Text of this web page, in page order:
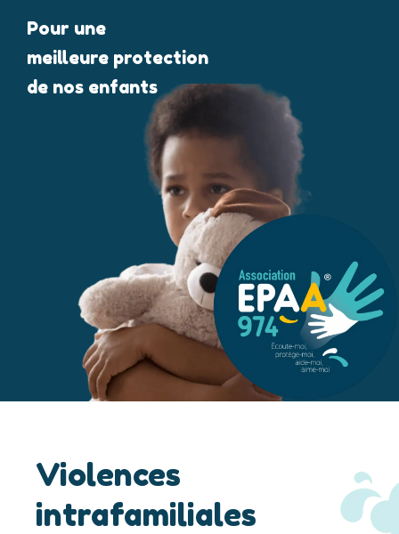
Pour une
meilleure protection
de nos enfants
Violences
intrafamiliales